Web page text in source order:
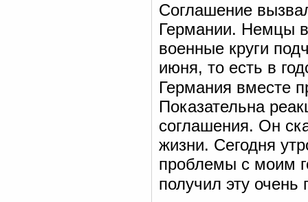
Соглашение
Германии. Немцы
военные круги
июня, то есть в
Германия вместе
Показательна
соглашения. Он
жизни. Сегодня
проблемы с моим
получил эту очень